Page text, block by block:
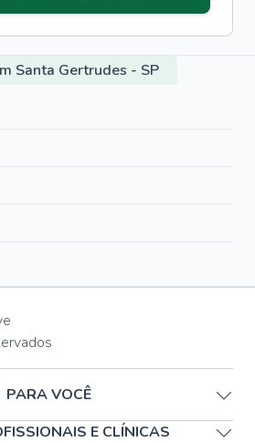
Santa Gertrudes - SP
PARA VOCÊ
E CLÍNICAS